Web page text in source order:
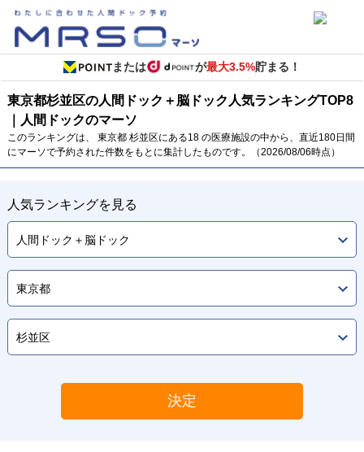
または が最大3.5%貯まる！
東京都杉並区の人間ドック＋脳ドック 人気ランキングTOP8
｜人間ドックのマーソ
このランキングは、 東京都 杉並区にある18 の医療施設の中から、直近180日間
にマーソで予約された件数をもとに集計したものです。（2026/08/06時点）
人気ランキングを見る
決定